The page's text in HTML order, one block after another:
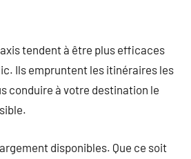
tendent à être plus efficaces
Ils empruntent les itinéraires les
conduire à votre destination le
disponibles. Que ce soit